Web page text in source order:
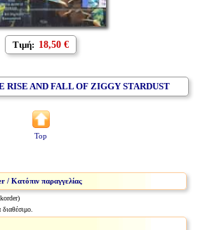
Τιμή: 18,50 €
RISE AND FALL OF ZIGGY STARDUST
Top
/ Κατόπιν παραγγελίας